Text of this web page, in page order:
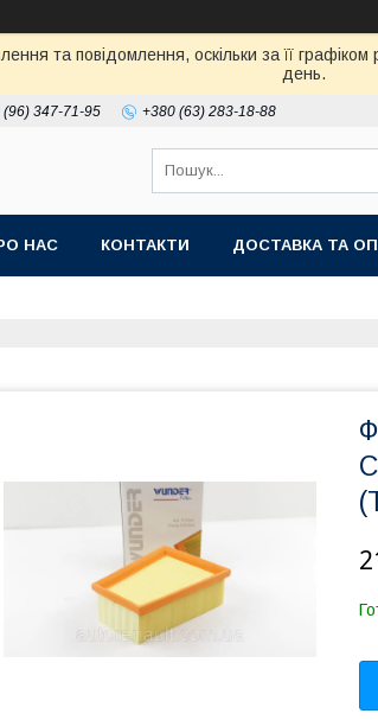
та повідомлення, оскільки за її
день.
(96) 347-71-95 +380 (63) 283-18-88
НАС КОНТАКТИ ДОСТАВКА ТА